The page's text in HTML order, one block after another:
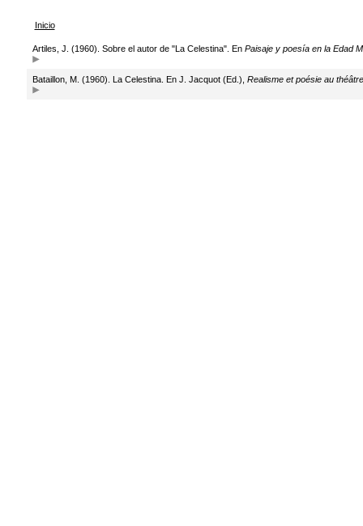
Inicio
Artiles, J. (1960). Sobre el autor de "La Celestina". En Paisaje y poesía en la Edad
Bataillon, M. (1960). La Celestina. En J. Jacquot (Ed.), Realisme et poésie au théâtre